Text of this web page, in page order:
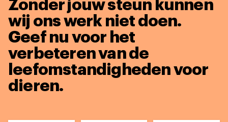
Zonder jouw steun kunnen
wij ons werk niet doen.
Geef nu voor het
verbeteren van de
leefomstandigheden voor
dieren.